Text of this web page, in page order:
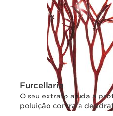
Furcellaria
O seu extrato ajuda a
poluição contra a